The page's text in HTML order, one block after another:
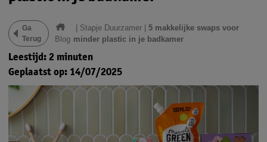
Ga
Terug
Blog
Stapje Duurzamer |5 makkelijke swaps voor
minder plastic in je badkamer
Leestijd: 2 minuten
Geplaatst op: 14/07/2025